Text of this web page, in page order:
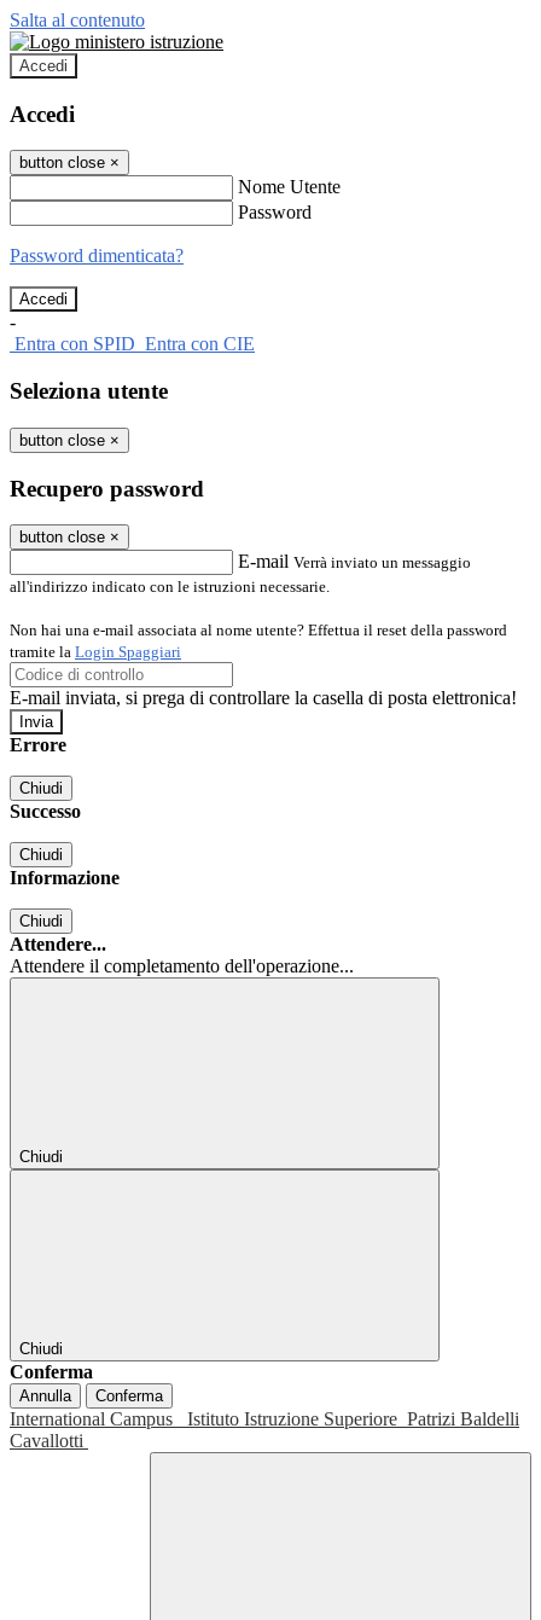
Salta al contenuto
Accedi
Accedi
button close ×
Nome Utente
Password
Password dimenticata?
-
Entra con SPID Entra con CIE
Seleziona utente
button close ×
Recupero password
button close ×
E-mail Verrà inviato un messaggio
all'indirizzo indicato con le istruzioni necessarie.
Non hai una e-mail associata al nome utente? Effettua il reset della password
tramite la Login Spaggiari
E-mail inviata, si prega di controllare la casella di posta elettronica!
Errore
Chiudi
Successo
Chiudi
Informazione
Chiudi
Attendere...
Attendere il completamento dell'operazione...
Chiudi
Chiudi
Conferma
Annulla Conferma
International Campus Istituto Istruzione Superiore Patrizi Baldelli
Cavallotti